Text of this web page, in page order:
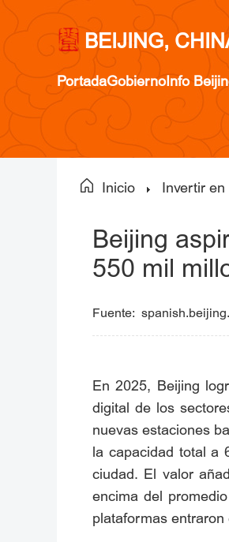
BEIJING,
PortadaGobiernoInfo
Inicio Invertir en
Beijing
550 mil
Fuente:
En 2025, Beijing
digital de los
nuevas estaciones
la capacidad total a
ciudad. El valor
encima del
plataformas